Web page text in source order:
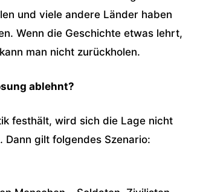
und viele andere Länder haben
Wenn die Geschichte etwas lehrt,
man nicht zurückholen.
ablehnt?
festhält, wird sich die Lage nicht
gilt folgendes Szenario: